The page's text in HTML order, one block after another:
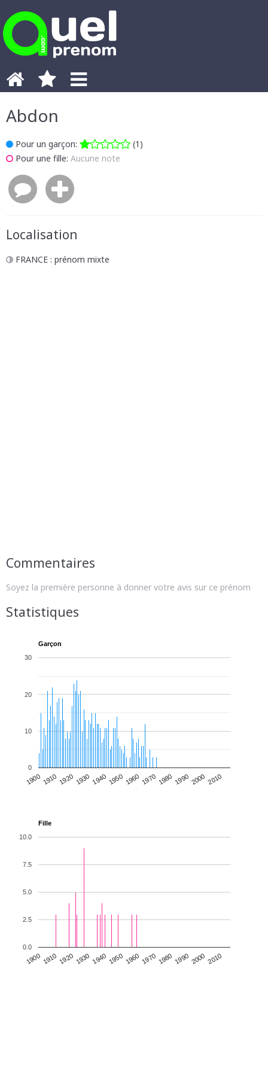
Abdon
Pour un garçon:
(1)
Pour une fille: Aucune note
Localisation
FRANCE : prénom mixte
Commentaires
Soyez la première personne à donner votre avis sur ce prénom
Statistiques
Garçon
1900 1910 1920 1930 1940 1950 1960 1970 1980 1990 2000 2010
0
10
20
30
Fille
1900 1910 1920 1930 1940 1950 1960 1970 1980 1990 2000 2010
0.0
2.5
5.0
7.5
10.0